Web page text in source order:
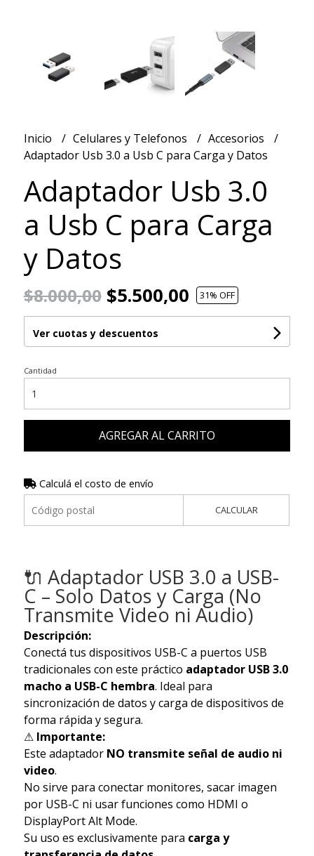
Inicio Celulares y Telefonos
Accesorios
Adaptador Usb 3.0 a Usb C para Carga y Datos
Adaptador Usb 3.0
a Usb C para Carga
y Datos
$8.000,00$5.500,00 31% OFF
Ver cuotas y descuentos
Cantidad
AGREGAR AL CARRITO
Calculá el costo de envío
CALCULAR
🔌 Adaptador USB 3.0 a USB-
C – Solo Datos y Carga (No
Transmite Video ni Audio)
Descripción:
Conectá tus dispositivos USB-C a puertos USB
tradicionales con este práctico adaptador USB 3.0
macho a USB-C hembra. Ideal para
sincronización de datos y carga de dispositivos de
forma rápida y segura.
⚠ Importante:
Este adaptador NO transmite señal de audio ni
video.
No sirve para conectar monitores, sacar imagen
por USB-C ni usar funciones como HDMI o
DisplayPort Alt Mode.
Su uso es exclusivamente para carga y